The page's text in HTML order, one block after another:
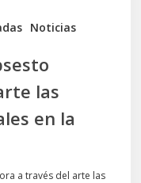
Noticias
las
en la
a través del arte las